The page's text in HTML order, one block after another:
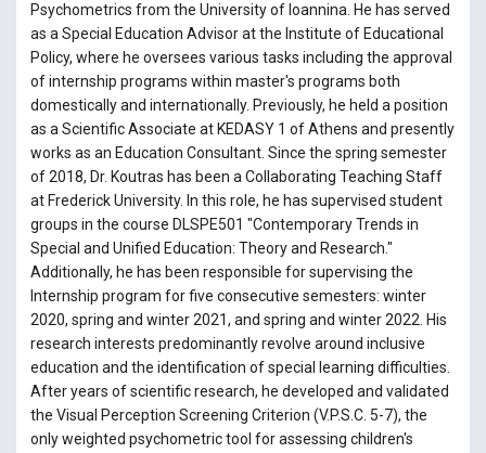
Psychometrics from the University of Ioannina. He has served
as a Special Education Advisor at the Institute of Educational
Policy, where he oversees various tasks including the approval
of internship programs within master's programs both
domestically and internationally. Previously, he held a position
as a Scientific Associate at KEDASY 1 of Athens and presently
works as an Education Consultant. Since the spring semester
of 2018, Dr. Koutras has been a Collaborating Teaching Staff
at Frederick University. In this role, he has supervised student
groups in the course DLSPE501 "Contemporary Trends in
Special and Unified Education: Theory and Research."
Additionally, he has been responsible for supervising the
Internship program for five consecutive semesters: winter
2020, spring and winter 2021, and spring and winter 2022. His
research interests predominantly revolve around inclusive
education and the identification of special learning difficulties.
After years of scientific research, he developed and validated
the Visual Perception Screening Criterion (V.P.S.C. 5-7), the
only weighted psychometric tool for assessing children's